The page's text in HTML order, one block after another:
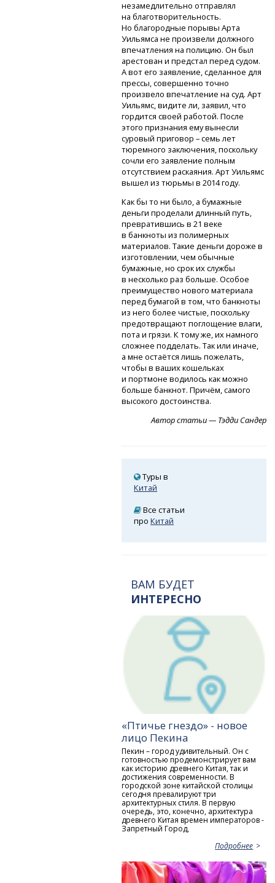
незамедлительно отправлял
на благотворительность.
Но благородные порывы Арта
Уильямса не произвели должного
впечатления на полицию. Он был
арестован и предстал перед судом.
А вот его заявление, сделанное для
прессы, совершенно точно
произвело впечатление на суд. Арт
Уильямс, видите ли, заявил, что
гордится своей работой. После
этого признания ему вынесли
суровый приговор – семь лет
тюремного заключения, поскольку
сочли его заявление полным
отсутствием раскаяния. Арт Уильямс
вышел из тюрьмы в 2014 году.
Как бы то ни было, а бумажные
деньги проделали длинный путь,
превратившись в 21 веке
в банкноты из полимерных
материалов. Такие деньги дороже в
изготовлении, чем обычные
бумажные, но срок их службы
в несколько раз больше. Особое
преимущество нового материала
перед бумагой в том, что банкноты
из него более чистые, поскольку
предотвращают поглощение влаги,
пота и грязи. К тому же, их намного
сложнее подделать. Так или иначе,
а мне остаётся лишь пожелать,
чтобы в ваших кошельках
и портмоне водилось как можно
больше банкнот. Причём, самого
высокого достоинства.
Автор статьи — Тэдди Сандер
Туры в
Китай
Все статьи
проКитай
ВАМ БУДЕТ
ИНТЕРЕСНО
«Птичье гнездо» - новое
лицо Пекина
Пекин – город удивительный. Он с
готовностью продемонстрирует вам
как историю древнего Китая, так и
достижения современности. В
городской зоне китайской столицы
сегодня превалируют три
архитектурных стиля. В первую
очередь, это, конечно, архитектура
древнего Китая времен императоров -
Запретный Город,
Подробнее